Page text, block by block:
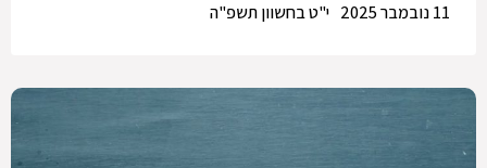
י"ט בחשוון תשפ"ה
11 נובמבר 2025